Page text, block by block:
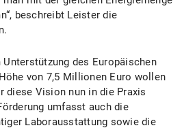
beschreibt Leister die
des Europäischen
von 7,5 Millionen Euro wollen
diese Vision nun in die Praxis
umfasst auch die
Laborausstattung sowie die